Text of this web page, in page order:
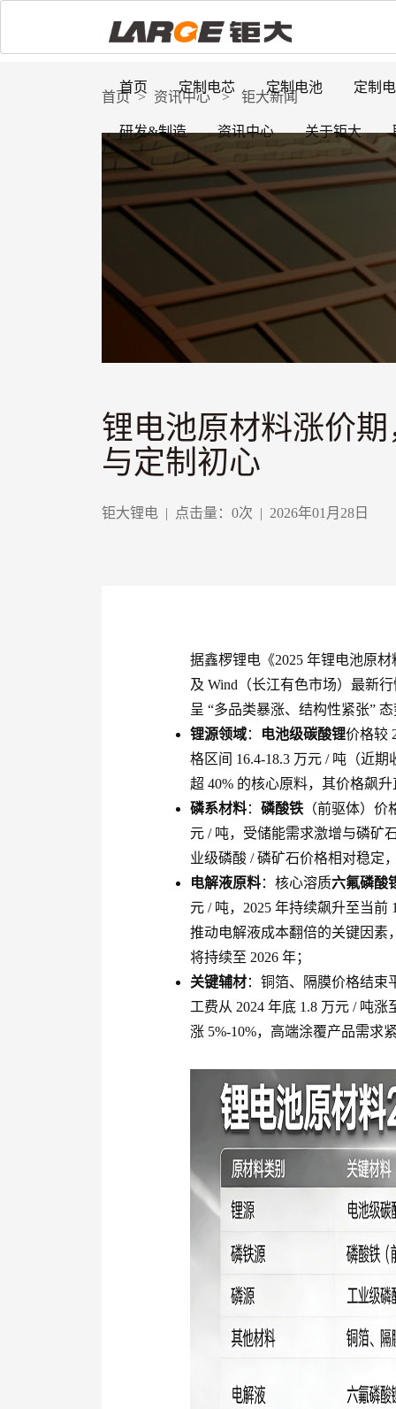
首页 定制电芯 定制电池 定制
研发&制造 资讯中心 关于钜大
首页 > 资讯中心 > 钜大新闻
锂电池原材料涨价
与定制初心
钜大锂电 | 点击量： 0次 | 2026年01月28日
据鑫椤锂电《2025 年锂电池原
及 Wind（长江有色市场）最新
呈 “多品类暴涨、结构性紧张”
锂源领域： 电池级碳酸锂价格较
格区间 16.4-18.3 万元 / 吨（近
超 40% 的核心原料，其价格飙
磷系材料： 磷酸铁 （前驱体）价
元 / 吨，受储能需求激增与磷矿
业级磷酸 / 磷矿石价格相对稳定
电解液原料：核心溶质六氟磷酸
元 / 吨，2025 年持续飙升至当前
推动电解液成本翻倍的关键因素
将持续至 2026 年；
关键辅材：铜箔、隔膜价格结
工费从 2024 年底 1.8 万元 / 吨
涨 5%-10%，高端涂覆产品需求